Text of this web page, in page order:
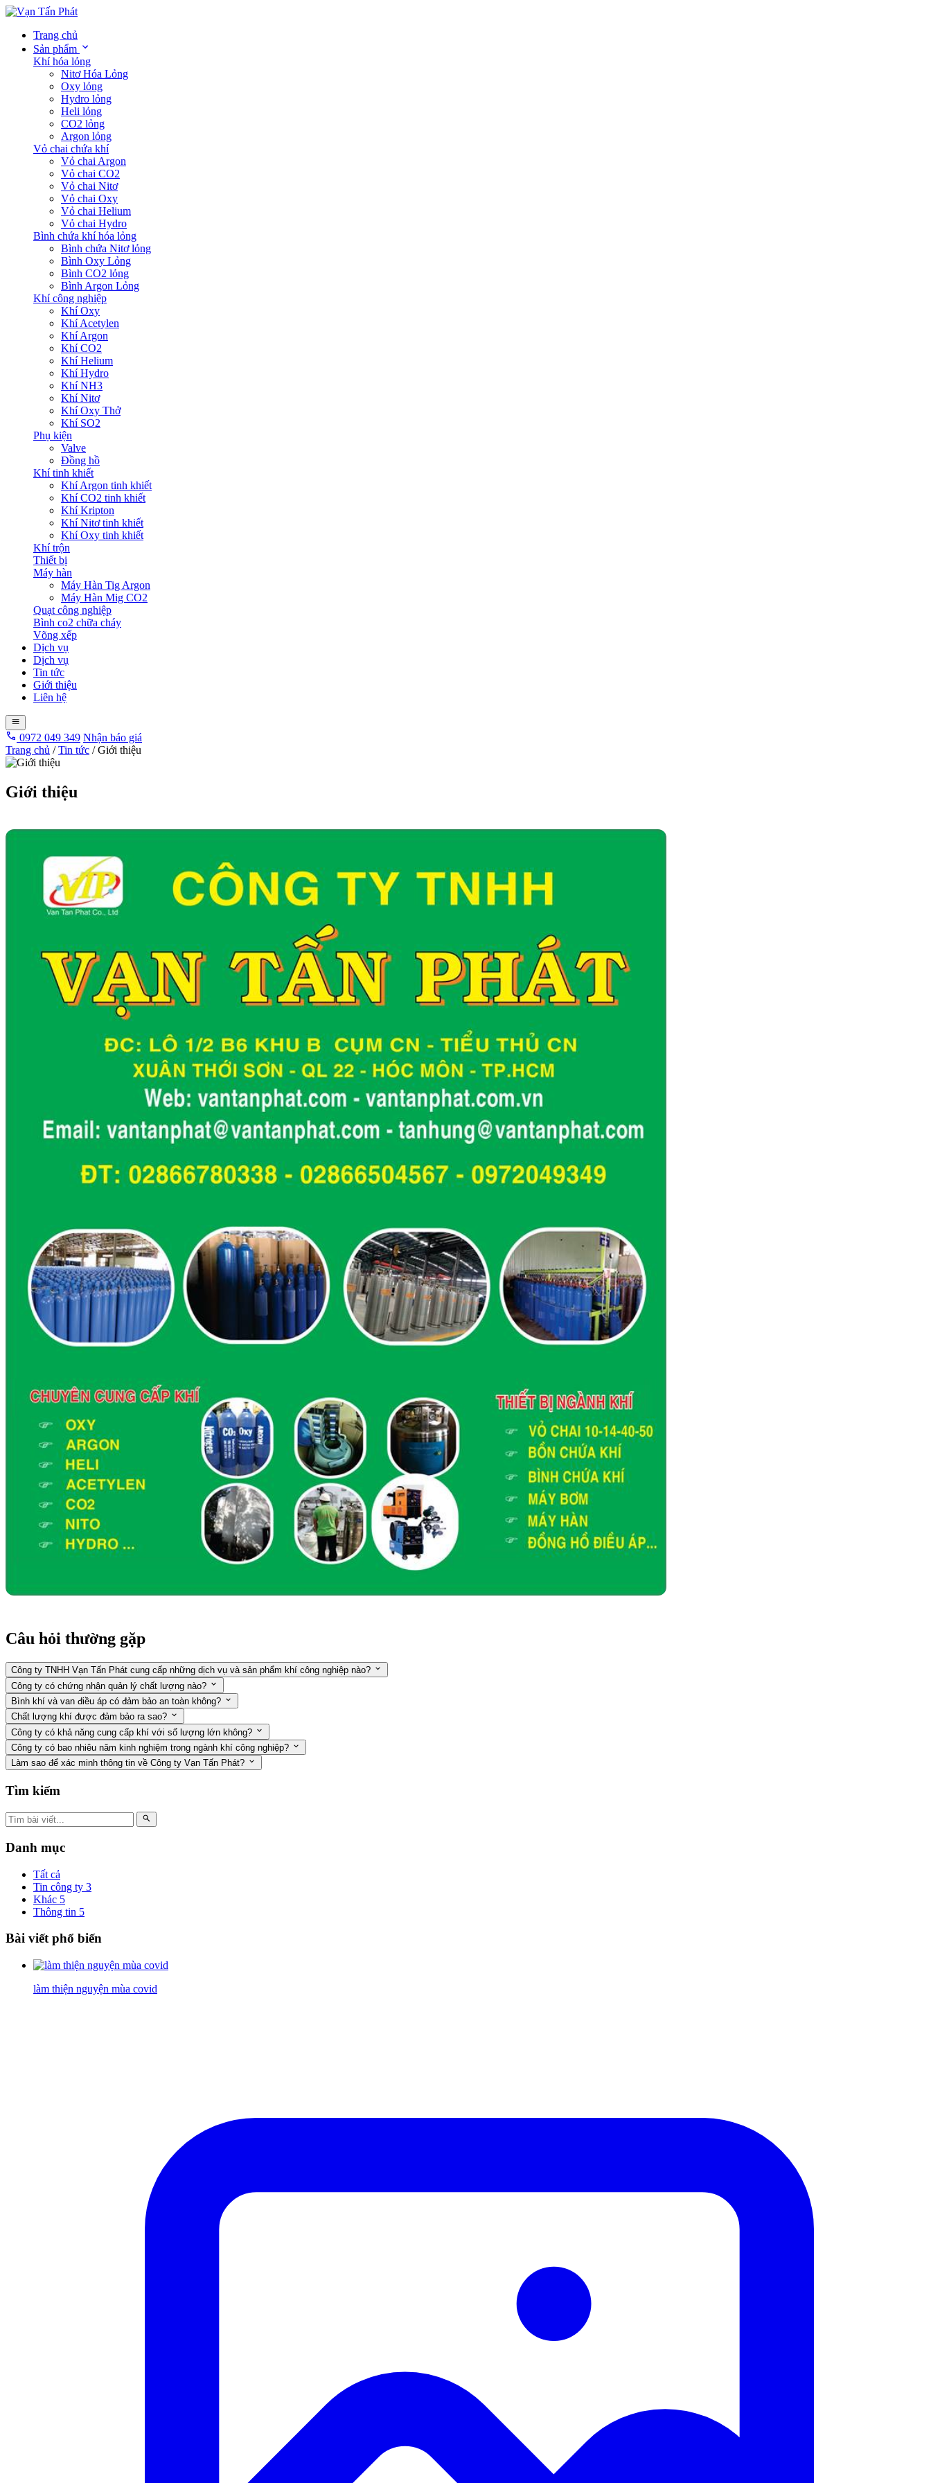
Trang chủ
Sản phẩm
Khí hóa lỏng
Nitơ Hóa Lỏng
Oxy lỏng
Hydro lỏng
Heli lỏng
CO2 lỏng
Argon lỏng
Vỏ chai chứa khí
Vỏ chai Argon
Vỏ chai CO2
Vỏ chai Nitơ
Vỏ chai Oxy
Vỏ chai Helium
Vỏ chai Hydro
Bình chứa khí hóa lỏng
Bình chứa Nitơ lỏng
Bình Oxy Lỏng
Bình CO2 lỏng
Bình Argon Lỏng
Khí công nghiệp
Khí Oxy
Khí Acetylen
Khí Argon
Khí CO2
Khí Helium
Khí Hydro
Khí NH3
Khí Nitơ
Khí Oxy Thở
Khí SO2
Phụ kiện
Valve
Đồng hồ
Khí tinh khiết
Khí Argon tinh khiết
Khí CO2 tinh khiết
Khí Kripton
Khí Nitơ tinh khiết
Khí Oxy tinh khiết
Khí trộn
Thiết bị
Máy hàn
Máy Hàn Tig Argon
Máy Hàn Mig CO2
Quạt công nghiệp
Bình co2 chữa cháy
Võng xếp
Dịch vụ
Dịch vụ
Tin tức
Giới thiệu
Liên hệ
0972 049 349 Nhận báo giá
Trang chủ / Tin tức / Giới thiệu
Giới thiệu
Câu hỏi thường gặp
Công ty TNHH Vạn Tấn Phát cung cấp những dịch vụ và sản phẩm khí công nghiệp nào?
Công ty có chứng nhận quản lý chất lượng nào?
Bình khí và van điều áp có đảm bảo an toàn không?
Chất lượng khí được đảm bảo ra sao?
Công ty có khả năng cung cấp khí với số lượng lớn không?
Công ty có bao nhiêu năm kinh nghiệm trong ngành khí công nghiệp?
Làm sao để xác minh thông tin về Công ty Vạn Tấn Phát?
Tìm kiếm
Danh mục
Tất cả
Tin công ty 3
Khác 5
Thông tin 5
Bài viết phổ biến
làm thiện nguyện mùa covid